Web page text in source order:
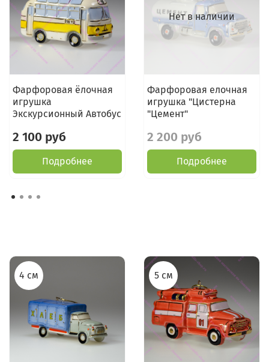
Фарфоровая ёлочная
игрушка
Экскурсионный Автобус
2 100 руб
Подробнее
Нет в наличии
Фарфоровая елочная
игрушка "Цистерна
"Цемент"
2 200 руб
Подробнее
4 см 5 см